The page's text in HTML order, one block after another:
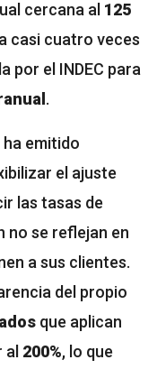
cercana al 125
casi cuatro veces
por el INDEC para
.
ha emitido
el ajuste
las tasas de
no se reflejan en
a sus clientes.
del propio
que aplican
200%, lo que